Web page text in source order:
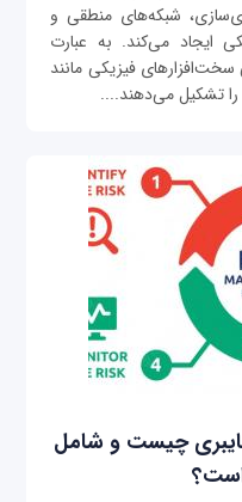
شبکه‌های منطقی و
ایجاد می‌کند. به عبارت
فیزیکی مانند
تشکیل می‌دهند....
چیست و شامل